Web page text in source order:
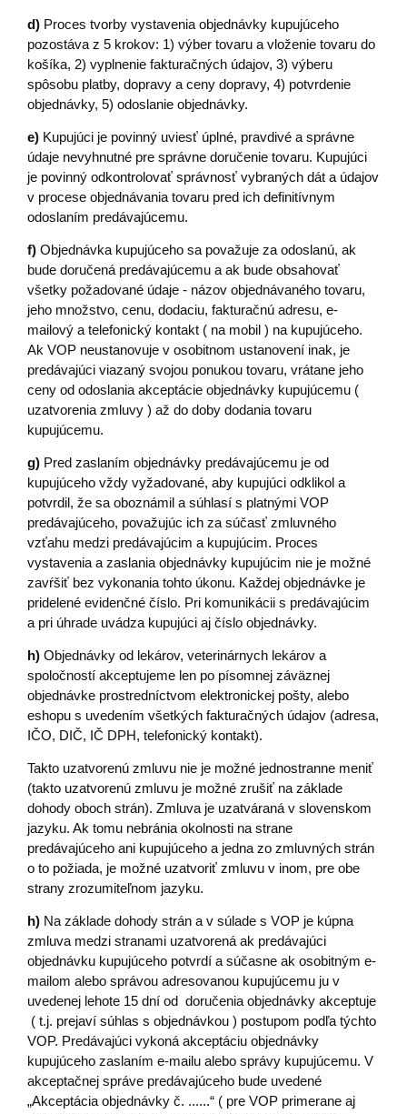
d) Proces tvorby vystavenia objednávky kupujúceho
pozostáva z 5 krokov: 1) výber tovaru a vloženie tovaru do
košíka, 2) vyplnenie fakturačných údajov, 3) výberu
spôsobu platby, dopravy a ceny dopravy, 4) potvrdenie
objednávky, 5) odoslanie objednávky.
e) Kupujúci je povinný uviesť úplné, pravdivé a správne
údaje nevyhnutné pre správne doručenie tovaru. Kupujúci
je povinný odkontrolovať správnosť vybraných dát a údajov
v procese objednávania tovaru pred ich definitívnym
odoslaním predávajúcemu.
f) Objednávka kupujúceho sa považuje za odoslanú, ak
bude doručená predávajúcemu a ak bude obsahovať
všetky požadované údaje - názov objednávaného tovaru,
jeho množstvo, cenu, dodaciu, fakturačnú adresu, e-
mailový a telefonický kontakt ( na mobil ) na kupujúceho.
Ak VOP neustanovuje v osobitnom ustanovení inak, je
predávajúci viazaný svojou ponukou tovaru, vrátane jeho
ceny od odoslania akceptácie objednávky kupujúcemu (
uzatvorenia zmluvy ) až do doby dodania tovaru
kupujúcemu.
g) Pred zaslaním objednávky predávajúcemu je od
kupujúceho vždy vyžadované, aby kupujúci odklikol a
potvrdil, že sa oboznámil a súhlasí s platnými VOP
predávajúceho, považujúc ich za súčasť zmluvného
vzťahu medzi predávajúcim a kupujúcim. Proces
vystavenia a zaslania objednávky kupujúcim nie je možné
zavŕšiť bez vykonania tohto úkonu. Každej objednávke je
pridelené evidenčné číslo. Pri komunikácii s predávajúcim
a pri úhrade uvádza kupujúci aj číslo objednávky.
h) Objednávky od lekárov, veterinárnych lekárov a
spoločností akceptujeme len po písomnej záväznej
objednávke prostredníctvom elektronickej pošty, alebo
eshopu s uvedením všetkých fakturačných údajov (adresa,
IČO, DIČ, IČ DPH, telefonický kontakt).
Takto uzatvorenú zmluvu nie je možné jednostranne meniť
(takto uzatvorenú zmluvu je možné zrušiť na základe
dohody oboch strán). Zmluva je uzatváraná v slovenskom
jazyku. Ak tomu nebránia okolnosti na strane
predávajúceho ani kupujúceho a jedna zo zmluvných strán
o to požiada, je možné uzatvoriť zmluvu v inom, pre obe
strany zrozumiteľnom jazyku.
h) Na základe dohody strán a v súlade s VOP je kúpna
zmluva medzi stranami uzatvorená ak predávajúci
objednávku kupujúceho potvrdí a súčasne ak osobitným e-
mailom alebo správou adresovanou kupujúcemu ju v
uvedenej lehote 15 dní od doručenia objednávky akceptuje
( t.j. prejaví súhlas s objednávkou ) postupom podľa týchto
VOP. Predávajúci vykoná akceptáciu objednávky
kupujúceho zaslaním e-mailu alebo správy kupujúcemu. V
akceptačnej správe predávajúceho bude uvedené
„Akceptácia objednávky č. ......“ ( pre VOP primerane aj